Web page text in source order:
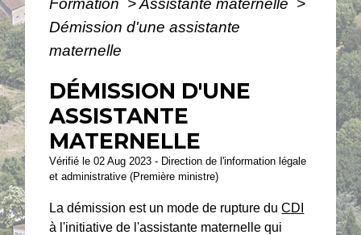
Démission d'une assistante
maternelle
DÉMISSION D'UNE
ASSISTANTE
MATERNELLE
Vérifié le 02 Aug 2023 - Direction de l'information légale
et administrative (Première ministre)
La démission est un mode de rupture duCDI
à l'initiative de l'assistante maternelle qui